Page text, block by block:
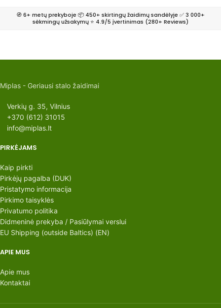
🧭 6+ metų prekyboje 📦 450+ skirtingų žaidimų sandėlyje ✅ 3 000+
sėkmingų užsakymų ⭐ 4.9/5 įvertinimas (280+ Reviews)
Miplas - Geriausi stalo žaidimai
Verkių g. 35, Vilnius
+370 (612) 31015
info@miplas.lt
PIRKĖJAMS
Kaip pirkti
Pirkėjų pagalba (DUK)
Pristatymo informacija
Pirkimo taisyklės
Privatumo politika
Didmeninė prekyba / Pasiūlymai verslui
EU Shipping (outside Baltics) (EN)
APIE MUS
Apie mus
Kontaktai